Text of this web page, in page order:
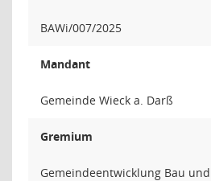
BAWi/007/2025
Mandant
Gemeinde Wieck a. Darß
Gremium
Gemeindeentwicklung Bau